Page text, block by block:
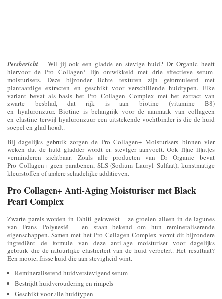
Persbericht – Wil jij ook een gladde en stevige huid? Dr Organic heeft
hiervoor de Pro Collagen+ lijn ontwikkeld met drie effectieve serum-
moisturisers. Deze bijzonder lichte texturen zijn geformuleerd met
plantaardige extracten en geschikt voor verschillende huidtypen. Elke
variant bevat als basis het Pro Collagen Complex met het extract van
zwarte besblad, dat rijk is aan biotine (vitamine B8)
en hyaluronzuur. Biotine is belangrijk voor de aanmaak van collageen
en elastine terwijl hyaluronzuur een uitstekende vochtbinder is die de huid
soepel en glad houdt.
Bij dagelijks gebruik zorgen de Pro Collagen+ Moisturisers binnen vier
weken dat de huid gladder wordt en steviger aanvoelt. Ook fijne lijntjes
verminderen zichtbaar. Zoals alle producten van Dr Organic bevat
Pro Collagen+ geen parabenen, SLS (Sodium Lauryl Sulfaat), kunstmatige
kleurstoffen of andere schadelijke additieven.
Pro Collagen+ Anti-Aging Moisturiser met Black
Pearl Complex
Zwarte parels worden in Tahiti gekweekt – ze groeien alleen in de lagunes
van Frans Polynesië – en staan bekend om hun remineraliserende
eigenschappen. Samen met het Pro Collagen Complex vormt dit bijzondere
ingrediënt de formule van deze anti-age moisturiser voor dagelijks
gebruik die de natuurlijke elasticiteit van de huid verbetert. Het resultaat?
Een mooie, frisse huid die aan stevigheid wint.
Remineraliserend huidverstevigend serum
Bestrijdt huidveroudering en rimpels
Geschikt voor alle huidtypen